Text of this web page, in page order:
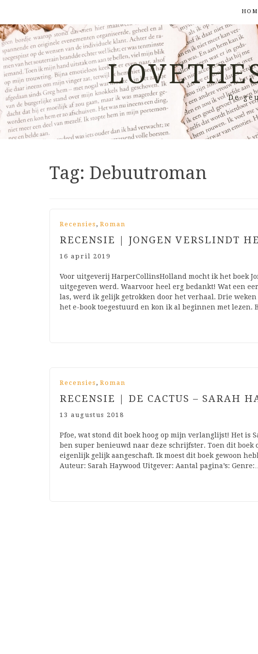
De
Tag: Debuutroman
Recensies , Roman
RECENSIE | JONGEN VERSLINDT
16 april 2019
Voor uitgeverij HarperCollinsHolland mocht ik het boek
uitgegeven werd. Waarvoor heel erg bedankt! Wat een
las, werd ik gelijk getrokken door het verhaal. Drie
het e-book toegestuurd en kon ik al beginnen met lezen.
Recensies , Roman
RECENSIE | DE CACTUS – SARAH
13 augustus 2018
Pfoe, wat stond dit boek hoog op mijn verlanglijst! Het is
ben super benieuwd naar deze schrijfster. Toen dit boek
eigenlijk gelijk aangeschaft. Ik moest dit boek gewoon
Auteur: Sarah Haywood Uitgever: Aantal pagina’s: Genre:…